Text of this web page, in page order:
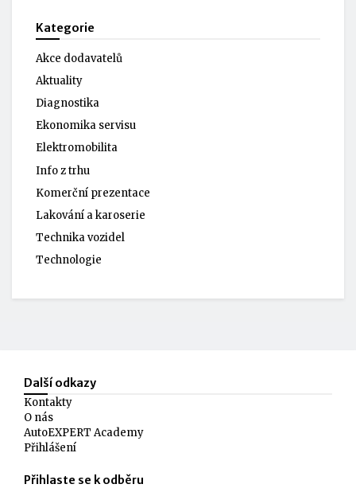
Kategorie
Akce dodavatelů
Aktuality
Diagnostika
Ekonomika servisu
Elektromobilita
Info z trhu
Komerční prezentace
Lakování a karoserie
Technika vozidel
Technologie
Další odkazy
Kontakty
O nás
AutoEXPERT Academy
Přihlášení
Přihlaste se k odběru